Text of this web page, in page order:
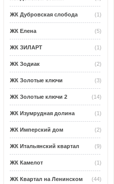
(1)
ЖК Дубровская слобода
(5)
ЖК Елена
(1)
ЖК ЗИЛАРТ
(2)
ЖК Зодиак
(3)
ЖК Золотые ключи
(14)
ЖК Золотые ключи 2
(1)
ЖК Изумрудная долина
(2)
ЖК Имперский дом
(9)
ЖК Итальянский квартал
(1)
ЖК Камелот
(44)
ЖК Квартал на Ленинском